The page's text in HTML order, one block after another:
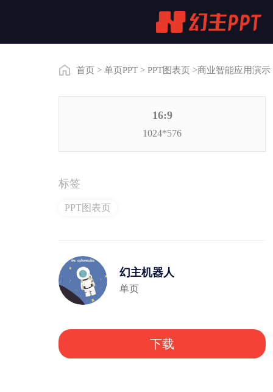
首页 > 单页PPT > PPT图表页 >商业智能应用演示
16:9
1024*576
标签
PPT图表页
幻主机器人
单页
下载